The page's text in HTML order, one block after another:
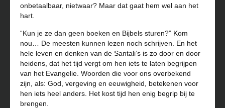
onbetaalbaar, nietwaar? Maar dat gaat hem wel aan het
hart.
“Kun je ze dan geen boeken en Bijbels sturen?” Kom
nou… De meesten kunnen lezen noch schrijven. En het
hele leven en denken van de Santali’s is zo door en door
heidens, dat het tijd vergt om hen iets te laten begrijpen
van het Evangelie. Woorden die voor ons overbekend
zijn, als: God, vergeving en eeuwigheid, betekenen voor
hen iets heel anders. Het kost tijd hen enig begrip bij te
brengen.